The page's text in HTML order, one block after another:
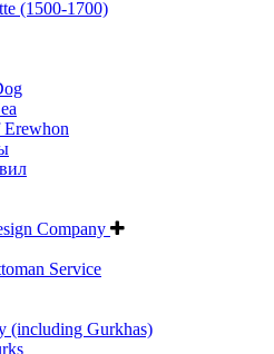
(1500-1700)
Erewhon
Company
Service
(including Gurkhas)